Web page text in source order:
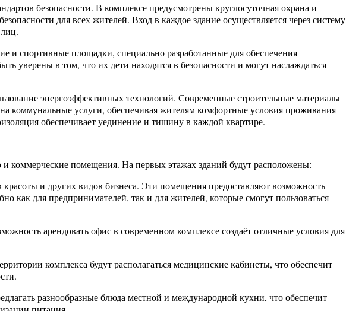
безопасности. В комплексе предусмотрены круглосуточная охрана и
для всех жителей. Вход в каждое здание осуществляется через систему
и спортивные площадки, специально разработанные для обеспечения
уверены в том, что их дети находятся в безопасности и могут наслаждаться
энергоэффективных технологий. Современные строительные материалы
коммунальные услуги, обеспечивая жителям комфортные условия проживания
обеспечивает уединение и тишину в каждой квартире.
коммерческие помещения. На первых этажах зданий будут расположены:
и других видов бизнеса. Эти помещения предоставляют возможность
как для предпринимателей, так и для жителей, которые смогут пользоваться
арендовать офис в современном комплексе создаёт отличные условия для
комплекса будут располагаться медицинские кабинеты, что обеспечит
разнообразные блюда местной и международной кухни, что обеспечит